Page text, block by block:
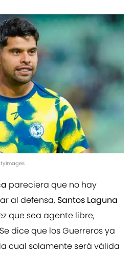
pareciera que no hay
al defensa, Santos Laguna
que sea agente libre,
dice que los Guerreros ya
cual solamente será válida